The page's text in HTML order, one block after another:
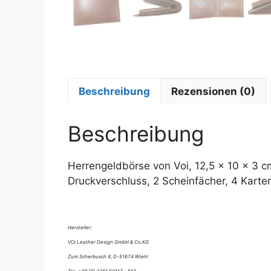
Beschreibung Rezensionen (0)
Beschreibung
Herrengeldbörse von Voi, 12,5 x 10 x 3
Druckverschluss, 2 Scheinfächer, 4
Hersteller:
VOi Leather Design GmbH & Co.KG
Zum Scherbusch 4, D-51674 Wiehl